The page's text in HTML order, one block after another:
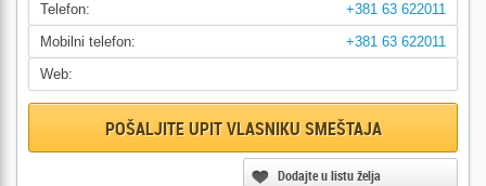
Telefon:
+381 63 622011
Mobilni telefon:
+381 63 622011
Web:
POŠALJITE UPIT VLASNIKU SMEŠTAJA
Dodajte u listu želja